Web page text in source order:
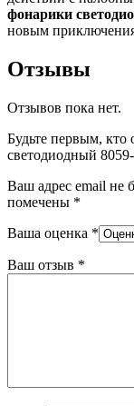
фонарики
новым
Отзывы
Отзывов пока нет.
Будьте первым, кто
светодиодный
Ваш адрес email не
помечены *
Ваша оценка *
Ваш отзыв *